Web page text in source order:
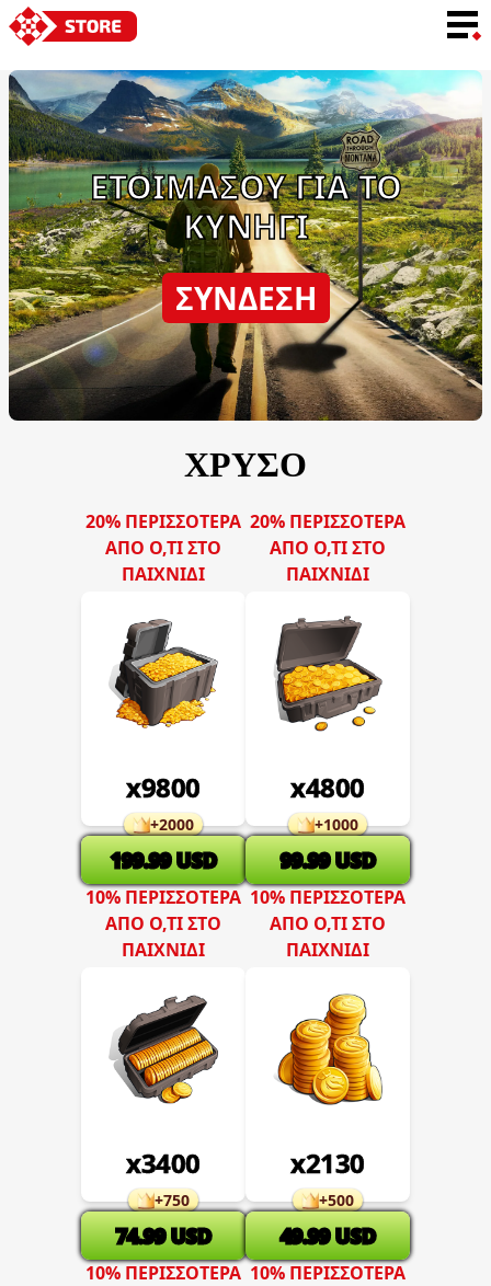
ΓΛΩΣΣΑ
ΕΤΟΙΜΑΣΟΥ ΓΙΑ ΤΟ
ΚΥΝΗΓΙ
ΣΎΝΔΕΣΗ
ΧΡΥΣΟ
20% ΠΕΡΙΣΣΌΤΕΡΑ
ΑΠΌ Ό,ΤΙ ΣΤΟ
ΠΑΙΧΝΊΔΙ
x9800
+2000
199.99 USD
20% ΠΕΡΙΣΣΌΤΕΡΑ
ΑΠΌ Ό,ΤΙ ΣΤΟ
ΠΑΙΧΝΊΔΙ
x4800
+1000
99.99 USD
10% ΠΕΡΙΣΣΌΤΕΡΑ
ΑΠΌ Ό,ΤΙ ΣΤΟ
ΠΑΙΧΝΊΔΙ
x3400
+750
74.99 USD
10% ΠΕΡΙΣΣΌΤΕΡΑ
ΑΠΌ Ό,ΤΙ ΣΤΟ
ΠΑΙΧΝΊΔΙ
x2130
+500
49.99 USD
10% ΠΕΡΙΣΣΌΤΕΡΑ 10% ΠΕΡΙΣΣΌΤΕΡΑ